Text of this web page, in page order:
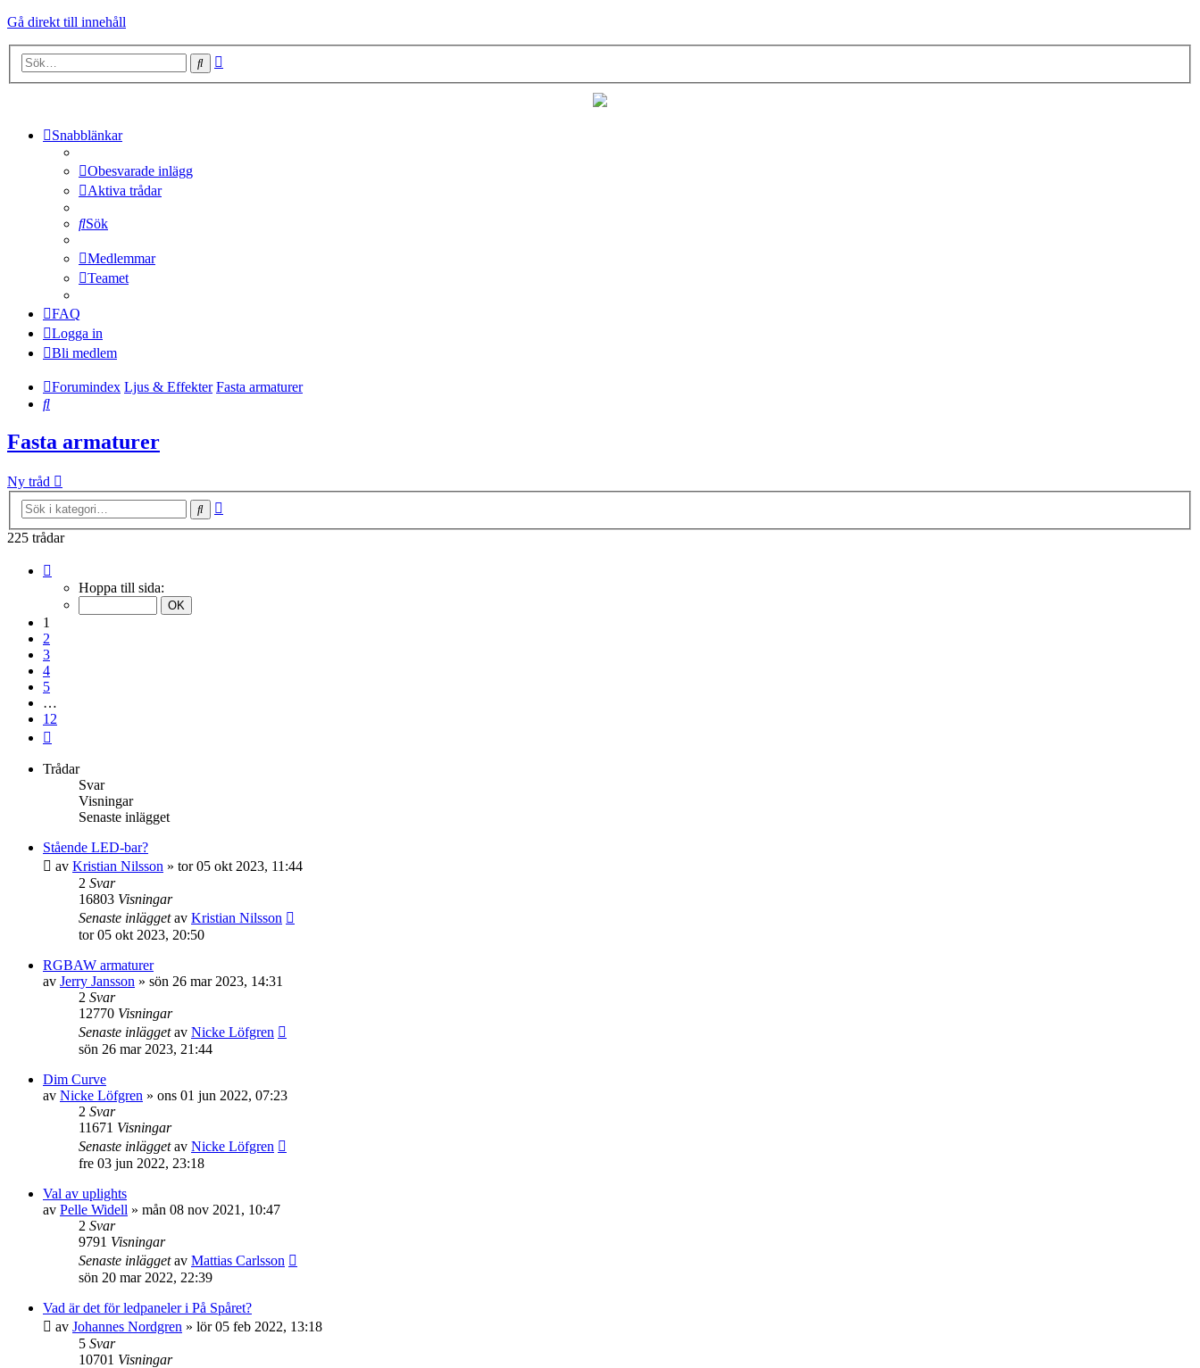
Gå direkt till innehåll
Sök
Snabblänkar
Obesvarade inlägg
Aktiva trådar
Sök
Medlemmar
Teamet
FAQ
Logga in
Bli medlem
Forumindex Ljus & Effekter Fasta armaturer
Sök
Fasta armaturer
Ny tråd
Sök
225 trådar
Hoppa till sida:
1
2
3
4
5
…
12
Trådar
Svar
Visningar
Senaste inlägget
Stående LED-bar?
av Kristian Nilsson » tor 05 okt 2023, 11:44
2 Svar
16803 Visningar
Senaste inläggetav Kristian Nilsson
tor 05 okt 2023, 20:50
RGBAW armaturer
av Jerry Jansson » sön 26 mar 2023, 14:31
2 Svar
12770 Visningar
Senaste inläggetav Nicke Löfgren
sön 26 mar 2023, 21:44
Dim Curve
av Nicke Löfgren » ons 01 jun 2022, 07:23
2 Svar
11671 Visningar
Senaste inläggetav Nicke Löfgren
fre 03 jun 2022, 23:18
Val av uplights
av Pelle Widell » mån 08 nov 2021, 10:47
2 Svar
9791 Visningar
Senaste inläggetav Mattias Carlsson
sön 20 mar 2022, 22:39
Vad är det för ledpaneler i På Spåret?
av Johannes Nordgren » lör 05 feb 2022, 13:18
5 Svar
10701 Visningar